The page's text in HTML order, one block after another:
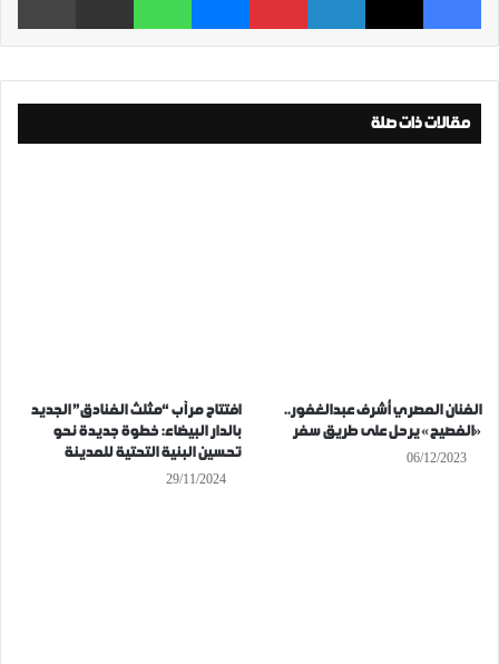
مقالات ذات صلة
الفنان المصري أشرف عبدالغفور..
«الفصيح» يرحل على طريق سفر
06/12/2023
افتتاح مرآب “مثلث الفنادق” الجديد
بالدار البيضاء: خطوة جديدة نحو
تحسين البنية التحتية للمدينة
29/11/2024